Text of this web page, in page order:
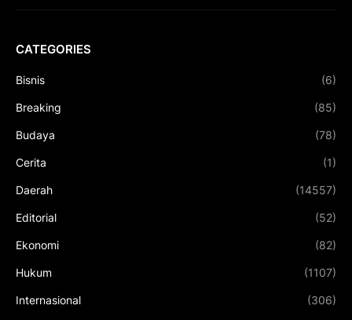
CATEGORIES
Bisnis (6)
Breaking (85)
Budaya (78)
Cerita (1)
Daerah (14557)
Editorial (52)
Ekonomi (82)
Hukum (1107)
Internasional (306)